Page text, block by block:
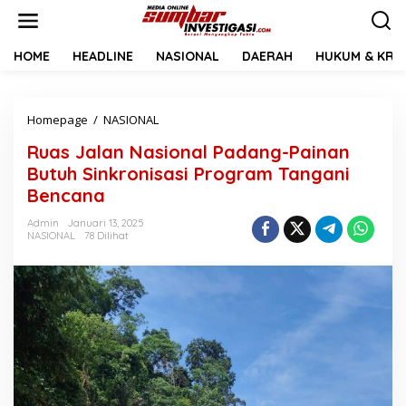
HOME HEADLINE NASIONAL DAERAH HUKUM &
Homepage / NASIONAL
a
s
J
N
o
n
a
l
P
Ruas Jalan Nasional Padang-Painan
Butuh Sinkronisasi Program Tangani
Bencana
Admin
Januari 13, 2025
NASIONAL
78 Dilihat